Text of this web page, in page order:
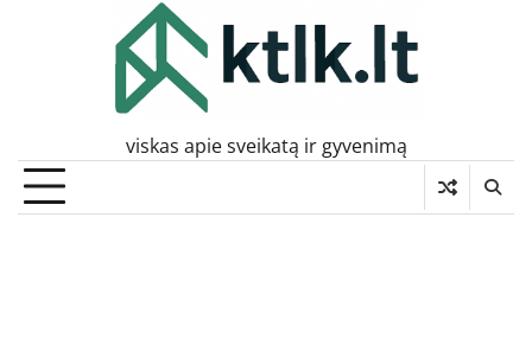
viskas apie sveikatą ir gyvenimą